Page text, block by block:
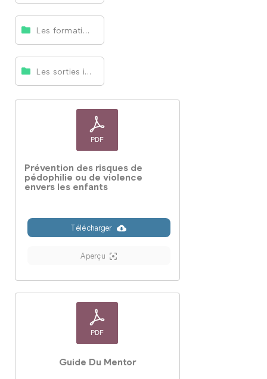
Les formations
Les sorties individuelles
Prévention des risques de
pédophilie ou de violence
envers les enfants
Télécharger
Aperçu
Guide Du Mentor